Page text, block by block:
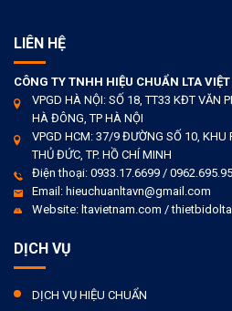
LIÊN HỆ
CÔNG TY TNHH HIỆU CHUẨN LTA
VPGD HÀ NỘI: SỐ 18, TT33 KĐT VĂN
HÀ ĐÔNG, TP HÀ NỘI
VPGD HCM: 37/9 ĐƯỜNG SỐ 10, KHU
THỦ ĐỨC, TP. HỒ CHÍ MINH
Điện thoại: 0933.17.6699 /
Email: hieuchuanltavn@gmail.com
Website: ltavietnam.com /
DỊCH VỤ
DỊCH VỤ HIỆU CHUẨN